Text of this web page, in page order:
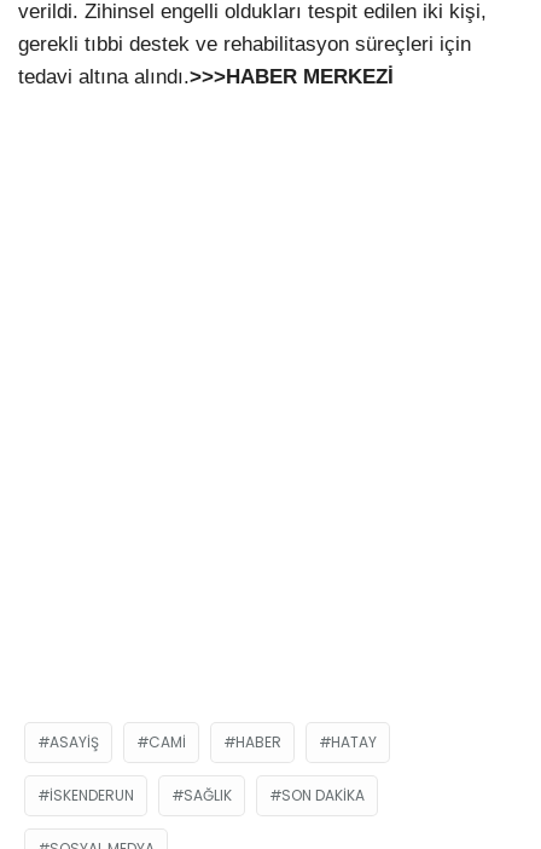
verildi. Zihinsel engelli oldukları tespit edilen iki kişi,
gerekli tıbbi destek ve rehabilitasyon süreçleri için
tedavi altına alındı.>>>HABER MERKEZİ
ASAYIŞ CAMI HABER HATAY
İSKENDERUN SAĞLIK SON DAKIKA